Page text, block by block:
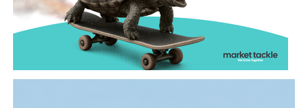
обикновена лятна вечер.